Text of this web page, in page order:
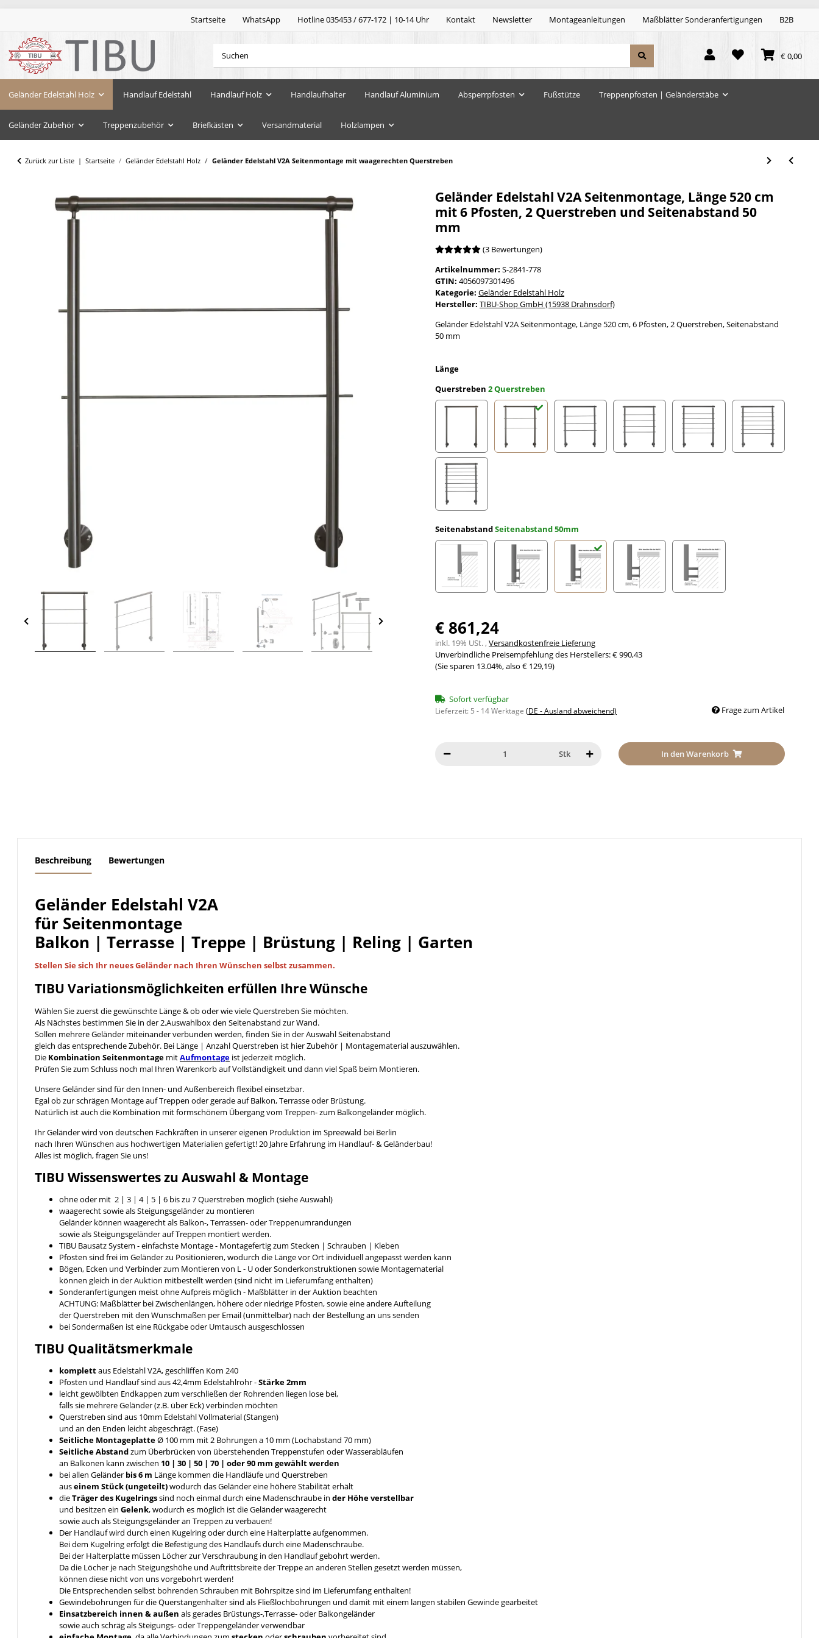
Startseite WhatsApp Hotline 035453 / 677-172 | 10-14 Uhr Kontakt Newsletter Montageanleitungen Maßblätter Sonderanfertigungen B2B
€ 0,00
Geländer Edelstahl Holz Handlauf Edelstahl Handlauf Holz Handlaufhalter Handlauf Aluminium Absperrpfosten Fußstütze Treppenpfosten | Geländerstäbe
Geländer Zubehör Treppenzubehör Briefkästen Versandmaterial Holzlampen
Zurück zur Liste Startseite Geländer Edelstahl Holz Geländer Edelstahl V2A Seitenmontage mit waagerechten Querstreben
Geländer Edelstahl V2A Seitenmontage, Länge 520 cm
mit 6 Pfosten, 2 Querstreben und Seitenabstand 50
mm
(3 Bewertungen)
Artikelnummer: S-2841-778
GTIN: 4056097301496
Kategorie: Geländer Edelstahl Holz
Hersteller: TIBU-Shop GmbH (15938 Drahnsdorf)
Geländer Edelstahl V2A Seitenmontage, Länge 520 cm, 6 Pfosten, 2 Querstreben, Seitenabstand
50 mm
Länge
Querstreben 2 Querstreben
ohne Querstreben
SeitenabstandSeitenabstand 50mm
€ 861,24
inkl. 19% USt. ,Versandkostenfreie Lieferung
Unverbindliche Preisempfehlung des Herstellers:€ 990,43
(Sie sparen 13.04%, also € 129,19)
Sofort verfügbar
Lieferzeit: 5 - 14 Werktage (DE - Ausland abweichend) Frage zum Artikel
Stk In den Warenkorb
Beschreibung Bewertungen
Geländer Edelstahl V2A
für Seitenmontage
Balkon | Terrasse | Treppe | Brüstung | Reling | Garten
Stellen Sie sich Ihr neues Geländer nach Ihren Wünschen selbstzusammen.
TIBU Variationsmöglichkeiten erfüllen Ihre Wünsche
Wählen Sie zuerst die gewünschte Länge & ob oder wie viele Querstreben Sie möchten.
Als Nächstes bestimmen Sie in der 2.Auswahlbox den Seitenabstand zur Wand.
Sollen mehrere Geländer miteinander verbunden werden, finden Sie in der Auswahl Seitenabstand
gleich das entsprechende Zubehör. Bei Länge | Anzahl Querstreben ist hier Zubehör | Montagematerial auszuwählen.
Die Kombination Seitenmontage mitAufmontage ist jederzeit möglich.
Prüfen Sie zum Schluss noch mal Ihren Warenkorb auf Vollständigkeit und dann viel Spaß beim Montieren.
Unsere Geländer sind für den Innen- und Außenbereich flexibel einsetzbar.
Egal ob zur schrägen Montage auf Treppen oder gerade auf Balkon, Terrasse oder Brüstung.
Natürlich ist auch die Kombination mit formschönem Übergang vom Treppen- zum Balkongeländer möglich.
Ihr Geländer wird von deutschen Fachkräften in unserer eigenen Produktion im Spreewald bei Berlin
nach Ihren Wünschen aus hochwertigen Materialien gefertigt! 20 Jahre Erfahrung im Handlauf- & Geländerbau!
Alles ist möglich, fragen Sie uns!
TIBU Wissenswerteszu Auswahl & Montage
ohne oder mit 2 | 3 | 4 | 5 | 6 bis zu 7 Querstreben möglich (siehe Auswahl)
waagerecht sowie als Steigungsgeländer zu montieren
Geländer können waagerecht als Balkon-, Terrassen- oder Treppenumrandungen
sowie als Steigungsgeländer auf Treppen montiert werden.
TIBU Bausatz System - einfachste Montage - Montagefertig zum Stecken | Schrauben | Kleben
Pfosten sind frei im Geländer zu Positionieren, wodurch die Länge vor Ort individuell angepasst werden kann
Bögen, Ecken und Verbinder zum Montieren von L - U oder Sonderkonstruktionen sowie Montagematerial
können gleich in der Auktion mitbestellt werden (sind nicht im Lieferumfang enthalten)
Sonderanfertigungen meist ohne Aufpreis möglich - Maßblätter in der Auktion beachten
ACHTUNG: Maßblätter bei Zwischenlängen, höhere oder niedrige Pfosten, sowie eine andere Aufteilung
der Querstreben mit den Wunschmaßen per Email (unmittelbar) nach der Bestellung an uns senden
bei Sondermaßen ist eine Rückgabe oder Umtausch ausgeschlossen
TIBU Qualitätsmerkmale
komplettaus Edelstahl V2A, geschliffen Korn 240
Pfosten und Handlauf sind aus 42,4mm Edelstahlrohr -Stärke 2mm
leicht gewölbten Endkappen zum verschließen der Rohrenden liegen lose bei,
falls sie mehrere Geländer (z.B. über Eck) verbinden möchten
Querstreben sind aus 10mm Edelstahl Vollmaterial (Stangen)
und an den Enden leicht abgeschrägt. (Fase)
Seitliche MontageplatteØ 100 mm mit 2 Bohrungen a 10 mm (Lochabstand 70 mm)
Seitliche Abstandzum Überbrücken von überstehenden Treppenstufen oder Wasserabläufen
an Balkonen kann zwischen 10 | 30 | 50 | 70 | oder 90 mm gewählt werden
bei allen Geländer bis 6 m Länge kommen die Handläufe und Querstreben
auseinem Stück (ungeteilt)wodurch das Geländer eine höhere Stabilität erhält
dieTräger des Kugelringssind noch einmal durch eine Madenschraube in der Höhe verstellbar
und besitzen ein Gelenk, wodurch es möglich ist die Geländer waagerecht
sowie auch als Steigungsgeländer an Treppen zu verbauen!
Der Handlauf wird durch einen Kugelring oder durch eine Halterplatte aufgenommen.
Bei dem Kugelring erfolgt die Befestigung des Handlaufs durch eine Madenschraube.
Bei der Halterplatte müssen Löcher zur Verschraubung in den Handlauf gebohrt werden.
Da die Löcher je nach Steigungshöhe und Auftrittsbreite der Treppe an anderen Stellen gesetzt werden müssen,
können diese nicht von uns vorgebohrt werden!
Die Entsprechenden selbst bohrenden Schrauben mit Bohrspitze sind im Lieferumfang enthalten!
Gewindebohrungen für die Querstangenhalter sind als Fließlochbohrungen und damit mit einem langen stabilen Gewinde gearbeitet
Einsatzbereich innen & außen als gerades Brüstungs-,Terrasse- oder Balkongeländer
sowie auch schräg als Steigungs- oder Treppengeländer verwendbar